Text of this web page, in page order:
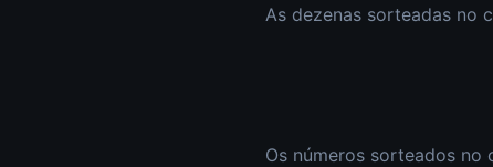
As dezenas sorteadas no
Os números sorteados no